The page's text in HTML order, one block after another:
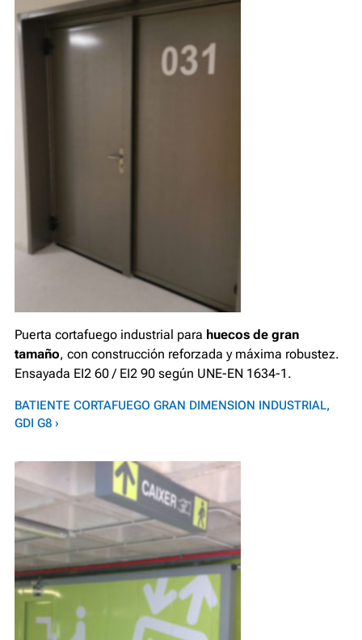
Puerta cortafuego industrial para huecos de gran
tamaño, con construcción reforzada y máxima robustez.
Ensayada EI2 60 / EI2 90 según UNE-EN 1634-1.
BATIENTE CORTAFUEGO GRAN DIMENSION INDUSTRIAL,
GDI G8 ›